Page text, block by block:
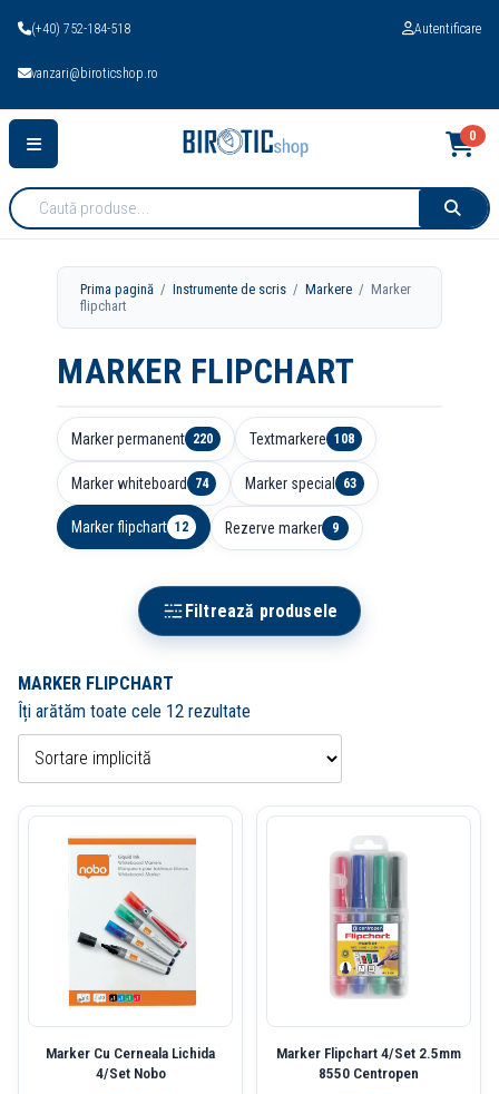
(+40) 752-184-518
vanzari@biroticshop.ro
Autentificare
Cauta
produse:
0
Prima pagină /Instrumente de scris /Markere / Marker
flipchart
MARKER FLIPCHART
Marker permanent 220 Textmarkere 108
Marker whiteboard 74 Marker special 63
Marker flipchart 12 Rezerve marker 9
Filtrează produsele
MARKER FLIPCHART
Îți arătăm toate cele 12 rezultate
Marker Cu Cerneala Lichida
4/Set Nobo
Marker Flipchart 4/Set 2.5mm
8550 Centropen